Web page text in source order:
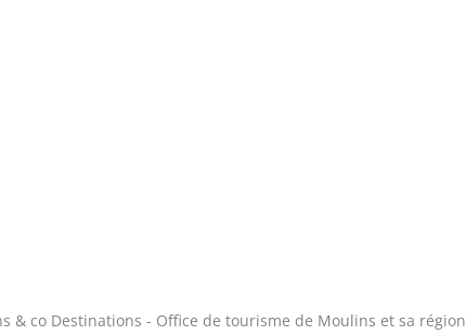
& co Destinations - Office de tourisme de Moulins et sa région